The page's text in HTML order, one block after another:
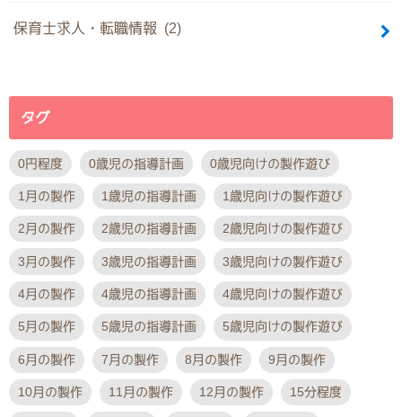
保育士求人・転職情報 (2)
タグ
0円程度 0歳児の指導計画 0歳児向けの製作遊び
1月の製作 1歳児の指導計画 1歳児向けの製作遊び
2月の製作 2歳児の指導計画 2歳児向けの製作遊び
3月の製作 3歳児の指導計画 3歳児向けの製作遊び
4月の製作 4歳児の指導計画 4歳児向けの製作遊び
5月の製作 5歳児の指導計画 5歳児向けの製作遊び
6月の製作 7月の製作 8月の製作 9月の製作
10月の製作 11月の製作 12月の製作 15分程度